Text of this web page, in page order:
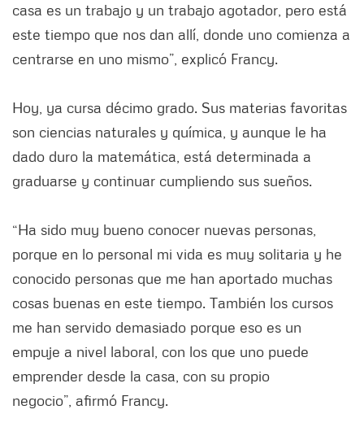
casa es un trabajo y un trabajo agotador, pero está
este tiempo que nos dan allí, donde uno comienza a
centrarse en uno mismo”, explicó Francy.
Hoy, ya cursa décimo grado. Sus materias favoritas
son ciencias naturales y química, y aunque le ha
dado duro la matemática, está determinada a
graduarse y continuar cumpliendo sus sueños.
“Ha sido muy bueno conocer nuevas personas,
porque en lo personal mi vida es muy solitaria y he
conocido personas que me han aportado muchas
cosas buenas en este tiempo. También los cursos
me han servido demasiado porque eso es un
empuje a nivel laboral, con los que uno puede
emprender desde la casa, con su propio
negocio”, afirmó Francy.